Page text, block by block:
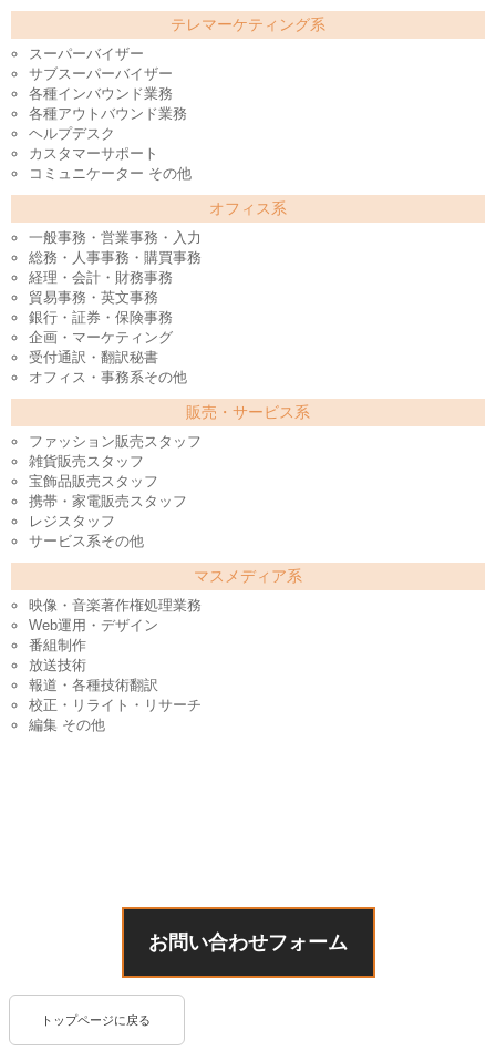
テレマーケティング系
スーパーバイザー
サブスーパーバイザー
各種インバウンド業務
各種アウトバウンド業務
ヘルプデスク
カスタマーサポート
コミュニケーター その他
オフィス系
一般事務・営業事務・入力
総務・人事事務・購買事務
経理・会計・財務事務
貿易事務・英文事務
銀行・証券・保険事務
企画・マーケティング
受付通訳・翻訳秘書
オフィス・事務系その他
販売・サービス系
ファッション販売スタッフ
雑貨販売スタッフ
宝飾品販売スタッフ
携帯・家電販売スタッフ
レジスタッフ
サービス系その他
マスメディア系
映像・音楽著作権処理業務
Web運用・デザイン
番組制作
放送技術
報道・各種技術翻訳
校正・リライト・リサーチ
編集 その他
お問い合わせフォーム
トップページに戻る